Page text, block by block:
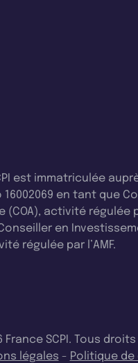
est immatriculée
16002069 en tant que
(COA), activité régulée
en
régulée par l’AMF.
France SCPI. Tous
légales - Politique